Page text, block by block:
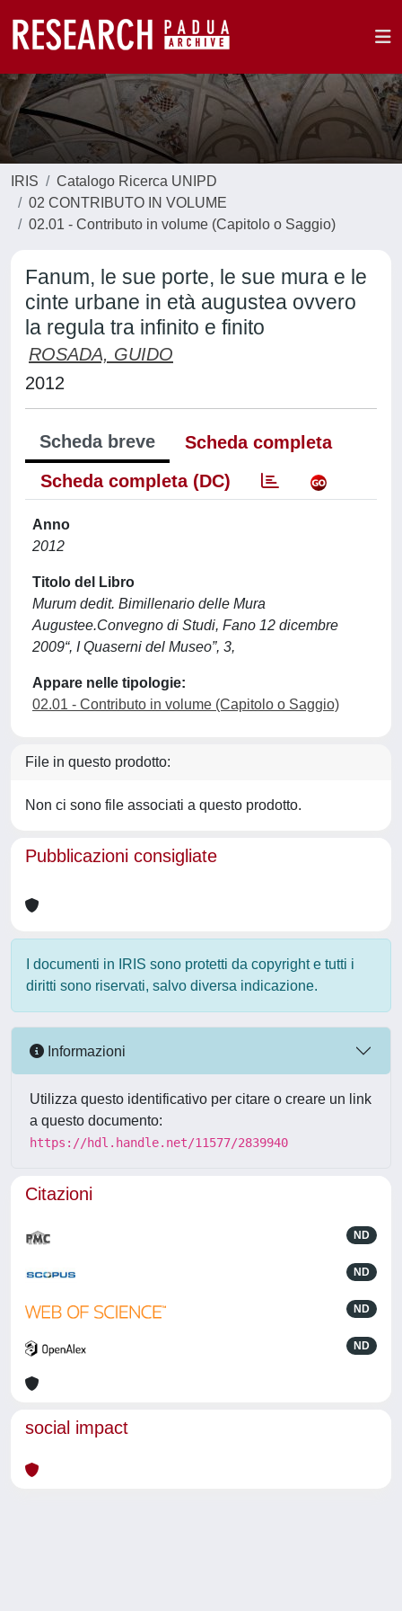
IRIS
Catalogo Ricerca UNIPD
02 CONTRIBUTO IN VOLUME
02.01 - Contributo in volume (Capitolo o Saggio)
Fanum, le sue porte, le sue mura e le
cinte urbane in età augustea ovvero
la regula tra infinito e finito
ROSADA, GUIDO
2012
Scheda breve
Scheda completa
Scheda completa (DC)
Anno
2012
Titolo del Libro
Murum dedit. Bimillenario delle Mura
Augustee.Convegno di Studi, Fano 12 dicembre
2009“, I Quaserni del Museo”, 3,
Appare nelle tipologie:
02.01 - Contributo in volume (Capitolo o Saggio)
File in questo prodotto:
Non ci sono file associati a questo prodotto.
Pubblicazioni consigliate
I documenti in IRIS sono protetti da copyright e tutti i
diritti sono riservati, salvo diversa indicazione.
Informazioni
Utilizza questo identificativo per citare o creare un link
a questo documento:
https://hdl.handle.net/11577/2839940
Citazioni
ND
ND
ND
ND
social impact